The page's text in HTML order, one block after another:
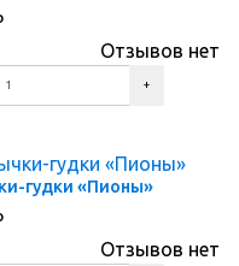
Отзывов нет
гудки «Пионы»
Отзывов нет